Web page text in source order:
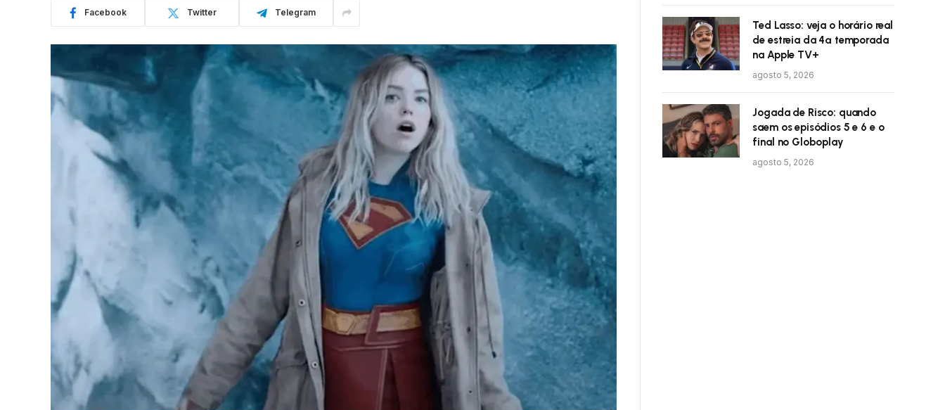
Facebook Twitter Telegram
Ted Lasso: veja o horário real
de estreia da 4ª temporada
na Apple TV+
agosto 5, 2026
Jogada de Risco: quando
saem os episódios 5 e 6 e o
final no Globoplay
agosto 5, 2026